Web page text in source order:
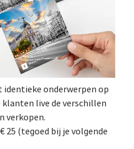
onderwerpen op
live de verschillen
verkopen.
25 (tegoed bij je volgende